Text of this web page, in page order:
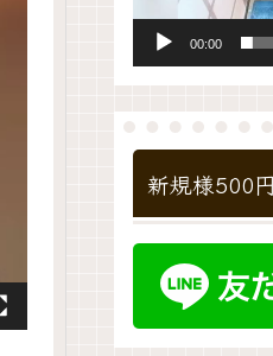
00:00
新規様500